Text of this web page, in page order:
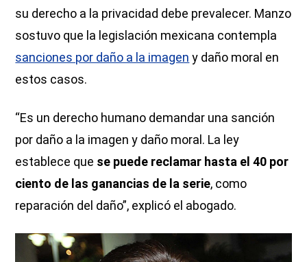
su derecho a la privacidad debe prevalecer. Manzo
sostuvo que la legislación mexicana contempla
sanciones por daño a la imagen y daño moral en
estos casos.
“Es un derecho humano demandar una sanción
por daño a la imagen y daño moral. La ley
establece que se puede reclamar hasta el 40 por
ciento de las ganancias de la serie, como
reparación del daño”, explicó el abogado.